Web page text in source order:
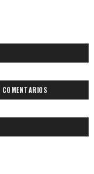
COMENTARIOS